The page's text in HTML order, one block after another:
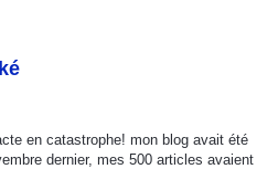
en catastrophe! mon blog avait été
dernier, mes 500 articles avaient